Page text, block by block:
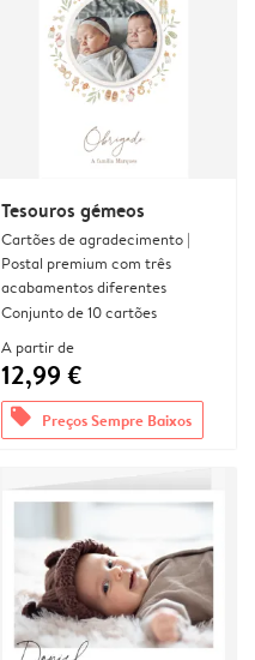
Tesouros gémeos
Cartões de agradecimento |
Postal premium com três
acabamentos diferentes
Conjunto de 10 cartões
A partir de
12,99 €
offers Preços Sempre Baixos